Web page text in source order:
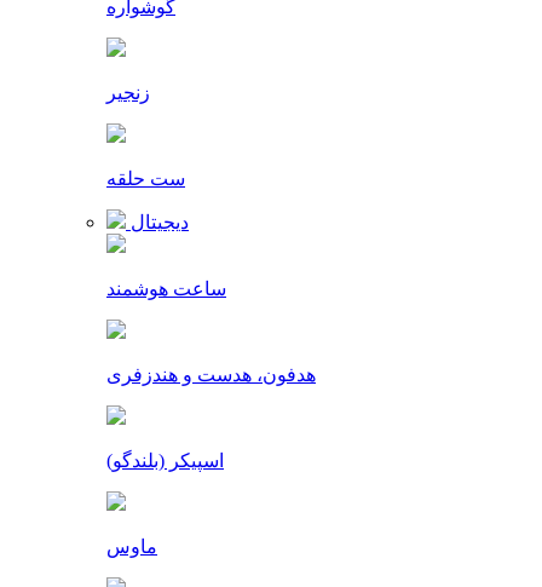
گوشواره
زنجیر
ست حلقه
دیجیتال
ساعت هوشمند
هدفون، هدست و هندزفری
اسپیکر (بلندگو)
ماوس